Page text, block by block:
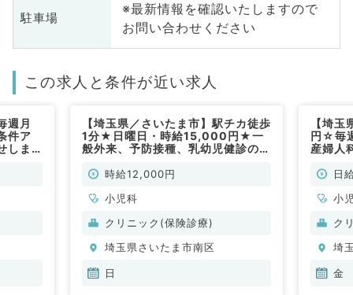
駐車場
※最新情報を確認いたしますので
お問い合わせください
この求人と条件が近い求人
週月
件ア
しま
【埼玉県／さいたま市】駅チカ徒歩
1分★日曜日・時給15,000円★一
般外来、予防接種、乳幼児健診のお
時給12,000円
小児科
クリニック(保険診療)
埼玉県さいたま市南区
日
【埼
円☆毎
産婦人
カー日
小
ク
埼
金